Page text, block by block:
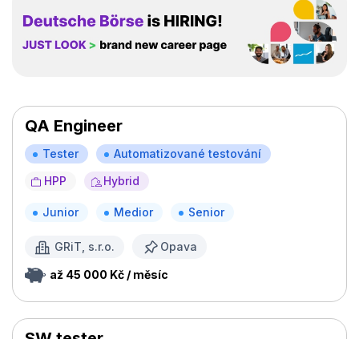
QA Engineer
Tester
Automatizované testování
HPP
Hybrid
Junior Medior Senior
GRiT, s.r.o. Opava
až 45 000 Kč / měsíc